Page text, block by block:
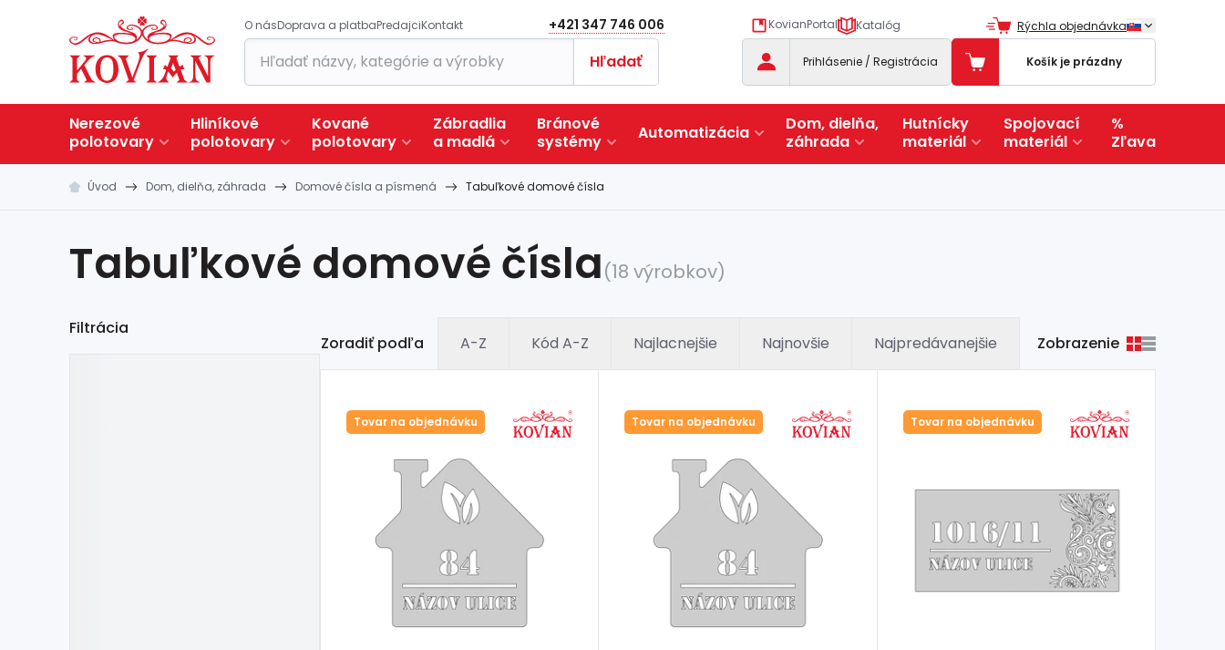
O násDoprava a platbaPredajciKontakt +421 347 746 006 KovianPortal Katalóg Rýchla objednávka
Hľadať Prihlásenie / Registrácia Košík je prázdny
Nerezové
polotovary
Hliníkové
polotovary
Kované
polotovary
Zábradlia
a madlá
Bránové
systémy
Automatizácia
Dom, dielňa,
záhrada
Hutnícky
materiál
Spojovací
materiál
%
Zľava
Úvod Dom, dielňa, záhrada Domové čísla a písmená Tabuľkové domové čísla
Tabuľkové domové čísla(18 výrobkov)
Filtrácia
Zoradiť podľa A-Z Kód A-Z Najlacnejšie Najnovšie Najpredávanejšie Zobrazenie
Tovar na objednávku Tovar na objednávku Tovar na objednávku